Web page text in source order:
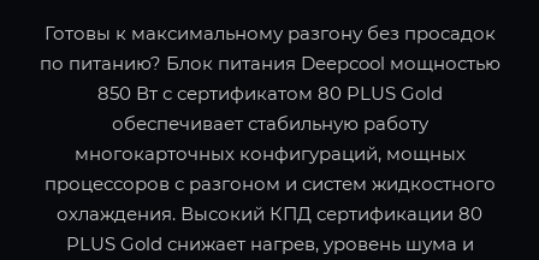
Готовы к максимальному разгону без просадок
по питанию? Блок питания Deepcool мощностью
850 Вт с сертификатом 80 PLUS Gold
обеспечивает стабильную работу
многокарточных конфигураций, мощных
процессоров с разгоном и систем жидкостного
охлаждения. Высокий КПД сертификации 80
PLUS Gold снижает нагрев, уровень шума и